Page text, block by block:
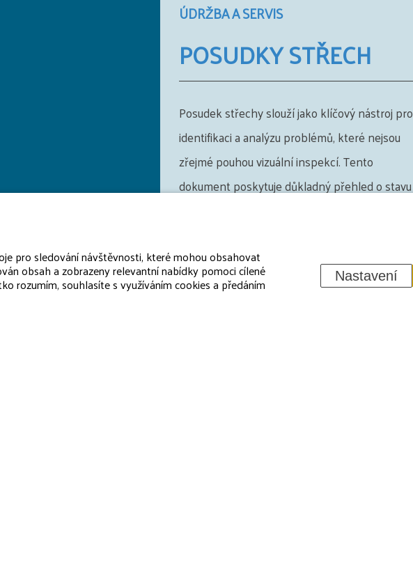
ÚDRŽBA A SERVIS
POSUDKY STŘECH
Posudek střechy slouží jako klíčový nástroj pro
identifikaci a analýzu problémů, které nejsou
zřejmé pouhou vizuální inspekcí. Tento
dokument poskytuje důkladný přehled o stavu
nejlepšími praxemi a filosofií firmy.
pro sledování návštěvnosti, které mohou obsahovat
obsah a zobrazeny relevantní nabídky pomoci cílené
rozumím, souhlasíte s využíváním cookies a předáním Nastavení